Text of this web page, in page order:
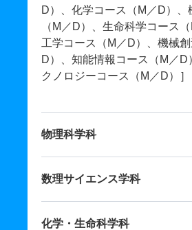
D）、化学コース（M／D）、
（M／D）、生命科学コース
工学コース（M／D）、機械
D）、知能情報コース（M／D
クノロジーコース（M／D）］
物理科学科
数理サイエンス学科
化学・生命科学科